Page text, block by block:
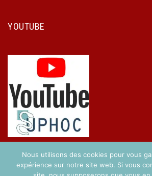
YOUTUBE
Nous utilisons des cookies pour vous
expérience sur notre site web. Si vous